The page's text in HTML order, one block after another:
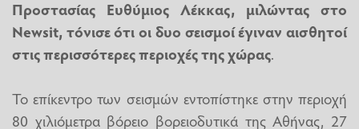
Προστασίας Ευθύμιος Λέκκας, μιλώντας στο
Newsit, τόνισε ότι οι δυο σεισμοί έγιναν αισθητοί
στις περισσότερες περιοχές της χώρας.
Το επίκεντρο των σεισμών εντοπίστηκε στην περιοχή
80 χιλιόμετρα βόρειο βορειοδυτικά της Αθήνας, 27